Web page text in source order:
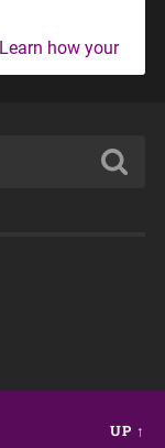
Learn how your
UP ↑